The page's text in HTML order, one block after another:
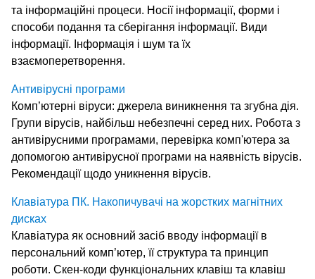
та інформаційні процеси. Носії інформації, форми і
способи подання та сберігання інформації. Види
інформації. Інформація і шум та їх
взаємоперетворення.
Антивірусні програми
Комп’ютерні віруси: джерела виникнення та згубна дія.
Групи вірусів, найбільш небезпечні серед них. Робота з
антивірусними програмами, перевірка комп'ютера за
допомогою антивірусної програми на наявність вірусів.
Рекомендації щодо уникнення вірусів.
Клавіатура ПК. Накопичувачі на жорстких магнітних
дисках
Клавіатура як основний засіб вводу інформації в
персональний комп’ютер, її структура та принцип
роботи. Скен-коди функціональних клавіш та клавіш